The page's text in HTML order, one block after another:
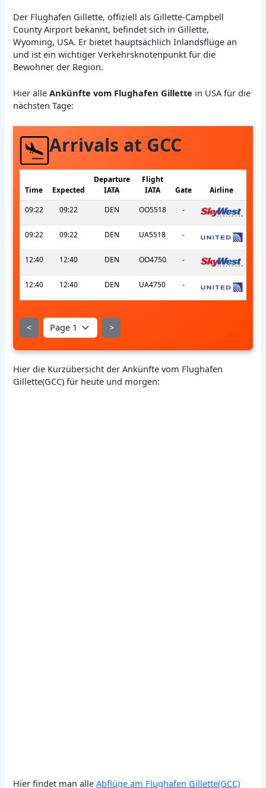
Der Flughafen Gillette, offiziell als Gillette-Campbell
County Airport bekannt, befindet sich in Gillette,
Wyoming, USA. Er bietet hauptsächlich Inlandsflüge an
und ist ein wichtiger Verkehrsknotenpunkt für die
Bewohner der Region.
Hier alleAnkünfte vom Flughafen Gillette in USA für die
nächsten Tage:
Arrivals at GCC
Time Expected
Departure
IATA
Flight
IATA
Gate
Airline
09:22
09:22 DEN OO5518 -
09:22 09:22 DEN UA5518 -
12:40 12:40 DEN OO4750 -
12:40 12:40 DEN UA4750 -
< >
Hier die Kurzübersicht der Ankünfte vom Flughafen
Gillette(GCC) für heute und morgen:
Hier findet man alleAbflüge am Flughafen Gillette(GCC)